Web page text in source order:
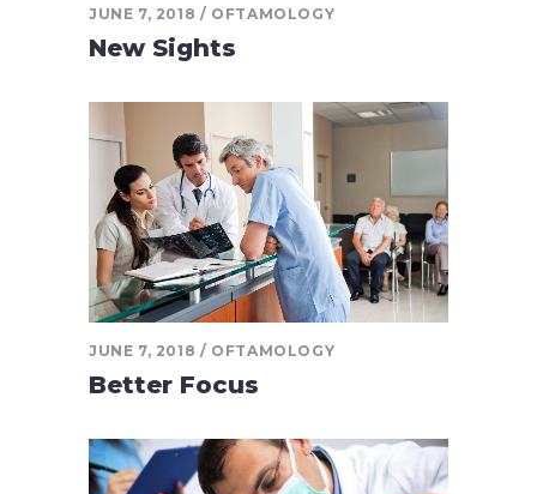
JUNE 7, 2018 OFTAMOLOGY
New Sights
JUNE 7, 2018 OFTAMOLOGY
Better Focus